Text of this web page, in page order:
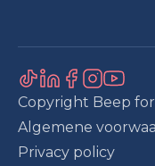
Copyright Beep
Algemene
Privacy policy